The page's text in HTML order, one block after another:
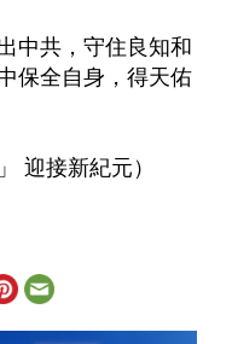
中共，守住良知和
保全自身，得天佑
迎接新紀元）